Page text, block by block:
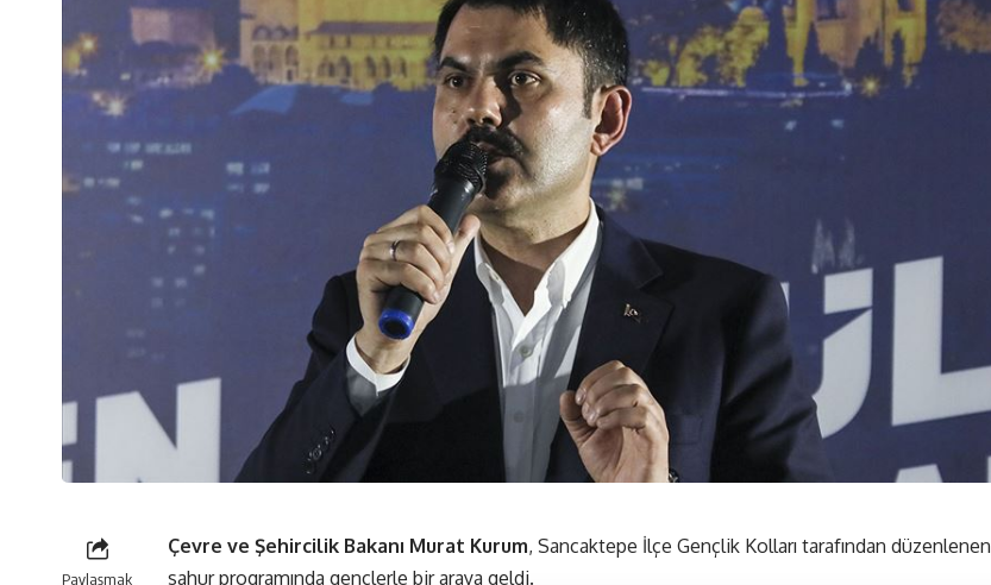
Paylaşmak
Çevre ve Şehircilik Bakanı Murat Kurum, Sancaktepe İlçe Gençlik Kolları tarafından düzenlenen
sahur programında gençlerle bir araya geldi.